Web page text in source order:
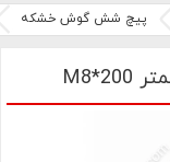
پیچ شش گوش خشکه